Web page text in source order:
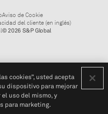
Aviso de Cookie
del cliente (en inglés)
© 2026 S&P Global
cookies”, usted acepta
dispositivo para mejorar
uso del mismo, y
para marketing.